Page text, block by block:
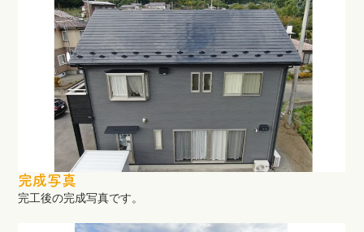
完成写真
完工後の完成写真です。